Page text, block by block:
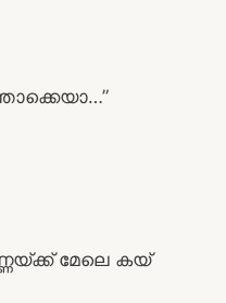
മേലെ കയ്